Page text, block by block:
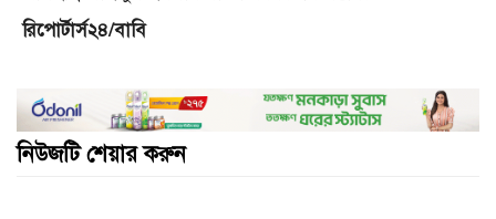
রিপোর্টার্স২৪/বাবি
নিউজটি শেয়ার করুন